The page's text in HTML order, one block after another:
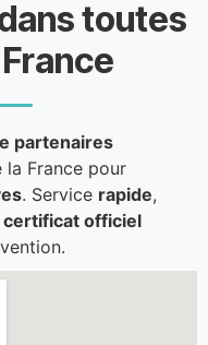
toutes
partenaires
la France pour
. Service rapide,
certificat officiel